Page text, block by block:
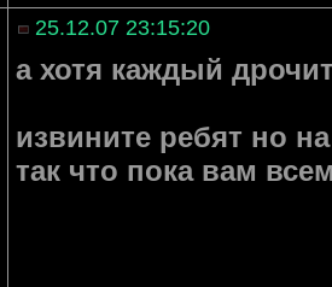
25.12.07 23:15:20
а хотя каждый
извините ребят но
так что пока вам